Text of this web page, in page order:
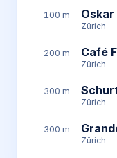
100 m
Zürich
200 m Café
Zürich
300 m
Zürich
300 m
Zürich